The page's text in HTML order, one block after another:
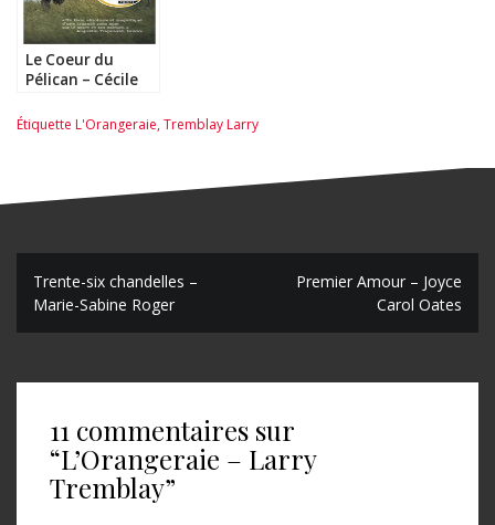
Le Coeur du
Pélican – Cécile
Étiquette L'Orangeraie,Tremblay Larry
N
a
Trente-six chandelles –
Marie-Sabine Roger
Premier Amour – Joyce
Carol Oates
11 commentaires sur
“L’Orangeraie – Larry
Tremblay”